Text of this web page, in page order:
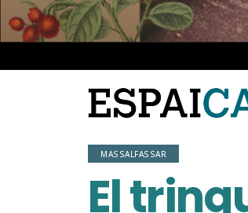
MASSALFASSAR
El